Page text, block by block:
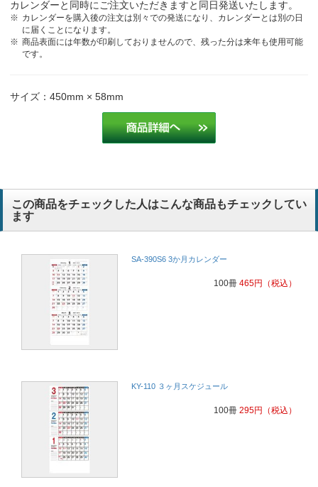
追加のカレンダーが必要だったため。長年取引のある印刷会社に発注
していたが、そこより安くて納期が早いため
卸
日にち毎にメモ書きできる部分が喜ばれている
毎年同じものを作成しています。 医薬品レンタル
お客様にも好評で、毎年この商品にさせていただいております。
保険代理店業
皆様に好評です
毎年リピートです
3か月分のスケジュールが見やすく便利なので。送り先の人からも喜
ばれています。
非常に利便性が高いカレンダーのため。
非常に利便性が高いカレンダーのため。
先の予定が見やすい サービス
カレンダーと同時にご注文いただきますと同日発送いたします。
カレンダーを購入後の注文は別々での発送になり、カレンダーとは別の日
に届くことになります。
商品表面には年数が印刷しておりませんので、残った分は来年も使用可能
です。
サイズ：450mm × 58mm
この商品をチェックした人はこんな商品もチェックしてい
ます
SA-390S6 3か月カレンダー
100冊 465円 （税込）
KY-110 ３ヶ月スケジュール
100冊 295円 （税込）